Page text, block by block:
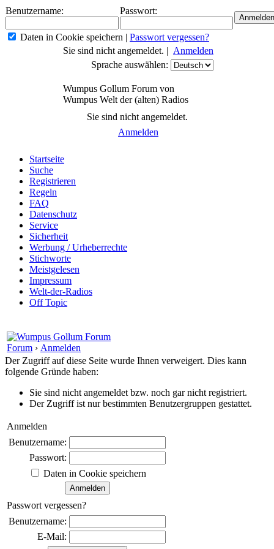
Benutzername: Passwort:
Daten in Cookie speichern | Passwort vergessen?
Sie sind nicht angemeldet. | Anmelden
Sprache auswählen:
Wumpus Gollum Forum von
Wumpus Welt der (alten) Radios
Sie sind nicht angemeldet.
Anmelden
Startseite
Suche
Registrieren
Regeln
FAQ
Datenschutz
Service
Sicherheit
Werbung / Urheberrechte
Stichworte
Meistgelesen
Impressum
Welt-der-Radios
Off Topic
Forum › Anmelden
Der Zugriff auf diese Seite wurde Ihnen verweigert. Dies kann
folgende Gründe haben:
Sie sind nicht angemeldet bzw. noch gar nicht registriert.
Der Zugriff ist nur bestimmten Benutzergruppen gestattet.
Anmelden
Benutzername:
Passwort:
Daten in Cookie speichern
Passwort vergessen?
Benutzername:
E-Mail: